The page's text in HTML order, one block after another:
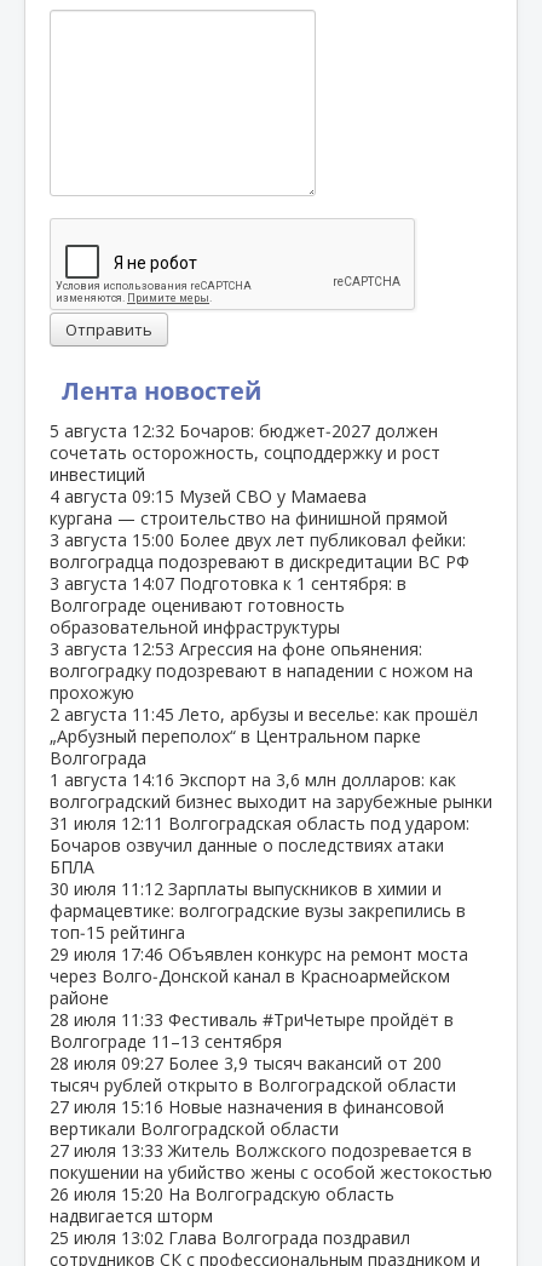
Лента новостей
5 августа 12:32 Бочаров: бюджет‑2027 должен
сочетать осторожность, соцподдержку и рост
инвестиций
4 августа 09:15 Музей СВО у Мамаева
кургана — строительство на финишной прямой
3 августа 15:00 Более двух лет публиковал фейки:
волгоградца подозревают в дискредитации ВС РФ
3 августа 14:07 Подготовка к 1 сентября: в
Волгограде оценивают готовность
образовательной инфраструктуры
3 августа 12:53 Агрессия на фоне опьянения:
волгоградку подозревают в нападении с ножом на
прохожую
2 августа 11:45 Лето, арбузы и веселье: как прошёл
„Арбузный переполох“ в Центральном парке
Волгограда
1 августа 14:16 Экспорт на 3,6 млн долларов: как
волгоградский бизнес выходит на зарубежные рынки
31 июля 12:11 Волгоградская область под ударом:
Бочаров озвучил данные о последствиях атаки
БПЛА
30 июля 11:12 Зарплаты выпускников в химии и
фармацевтике: волгоградские вузы закрепились в
топ‑15 рейтинга
29 июля 17:46 Объявлен конкурс на ремонт моста
через Волго‑Донской канал в Красноармейском
районе
28 июля 11:33 Фестиваль #ТриЧетыре пройдёт в
Волгограде 11–13 сентября
28 июля 09:27 Более 3,9 тысяч вакансий от 200
тысяч рублей открыто в Волгоградской области
27 июля 15:16 Новые назначения в финансовой
вертикали Волгоградской области
27 июля 13:33 Житель Волжского подозревается в
покушении на убийство жены с особой жестокостью
26 июля 15:20 На Волгоградскую область
надвигается шторм
25 июля 13:02 Глава Волгограда поздравил
сотрудников СК с профессиональным праздником и
Отправить